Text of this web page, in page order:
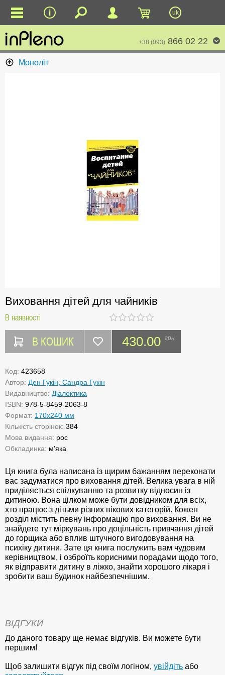
uk
+38 (093) 866 02 22
Моноліт
Виховання дітей для чайників
В наявності
В КОШИК 430.00 грн
Код: 423658
Автор: Ден Гукін, Сандра Гукін
Видавництво: Діалектика
ISBN: 978-5-8459-2063-8
Формат: 170х240 мм
Кількість сторінок: 384
Мова видання: рос
Обкладинка: м'яка
Ця книга була написана із щирим бажанням переконати
вас задуматися про виховання дітей. Велика увага в ній
приділяється спілкуванню та розвитку відносин із
дитиною. Вона цілком може бути довідником для всіх,
хто працює з дітьми різних вікових категорій. Кожен
розділ містить певну інформацію про виховання. Ви не
знайдете тут міркувань про доцільність привчання дітей
до горщика або вплив штучного вигодовування на
психіку дитини. Зате ця книга послужить вам чудовим
керівництвом, і озброїть корисними порадами щодо того,
як відправити дитину в ліжко, знайти хорошого лікаря і
зробити ваш будинок найбезпечнішим.
ВІДГУКИ
До даного товару ще немає відгуків. Ви можете бути
першим!
Щоб залишити відгук під своїм логіном, увійдіть або